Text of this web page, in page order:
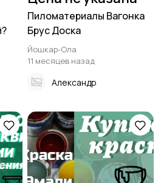
Пиломатериалы Вагонка
Брус Доска
Йошкар-Ола
11 месяцев назад
Александр